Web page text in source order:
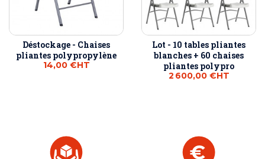
Déstockage - Chaises
pliantes polypropylène
14,00 €HT
Lot - 10 tables pliantes
blanches + 60 chaises
pliantes polypro
2 600,00 €HT